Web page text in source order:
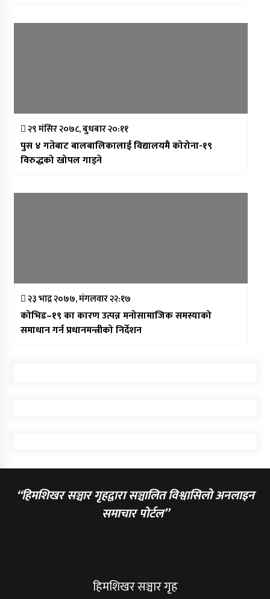
२९ मंसिर २०७८, बुधबार २०:११
पुस ४ गतेबाट बालबालिकालाई विद्यालयमै कोरोना-१९
विरुद्धको खोपल गाइने
२३ भाद्र २०७७, मंगलवार २२:१७
कोभिड–१९ का कारण उत्पन्न मनोसामाजिक समस्याको
समाधान गर्न प्रधानमन्त्रीको निर्देशन
“हिमशिखर सञ्चार गृहद्वारा सञ्चालित विश्वासिलो अनलाइन
समाचार पोर्टल”
हिमशिखर सञ्चार गृह